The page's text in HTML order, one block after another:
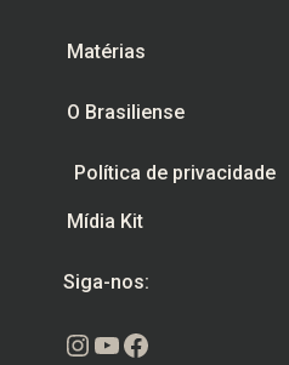
Matérias
O Brasiliense
Política de privacidade
Mídia Kit
Siga-nos:
Instagram
Youtube
Facebook